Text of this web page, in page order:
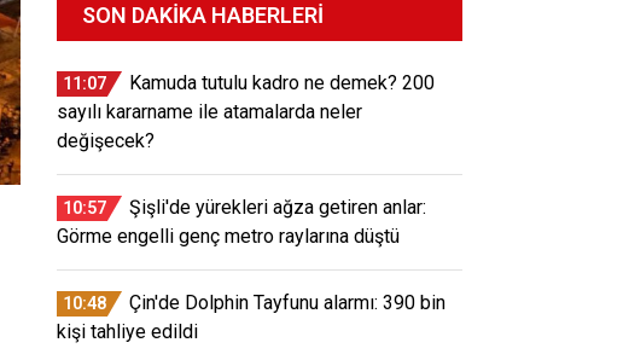
SON DAKIKA HABERLERI
11:07
Kamuda tutulu kadro ne demek? 200
sayılı kararname ile atamalarda neler
değişecek?
10:57
Şişli'de yürekleri ağza getiren anlar:
Görme engelli genç metro raylarına düştü
10:48
Çin'de Dolphin Tayfunu alarmı: 390 bin
kişi tahliye edildi